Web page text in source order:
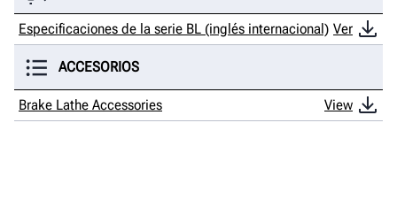
Especificaciones de la serie BL (inglés internacional) Ver
ACCESORIOS
Brake Lathe Accessories View